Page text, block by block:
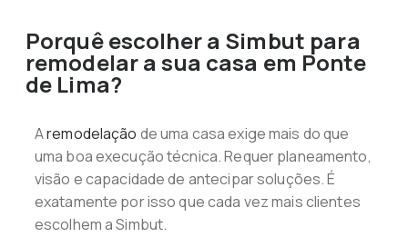
Porquê escolher a Simbut para
remodelar a sua casa em Ponte
de Lima?
Aremodelação de uma casa exige mais do que
uma boa execução técnica. Requer planeamento,
visão e capacidade de antecipar soluções. É
exatamente por isso que cada vez mais clientes
escolhem a Simbut.